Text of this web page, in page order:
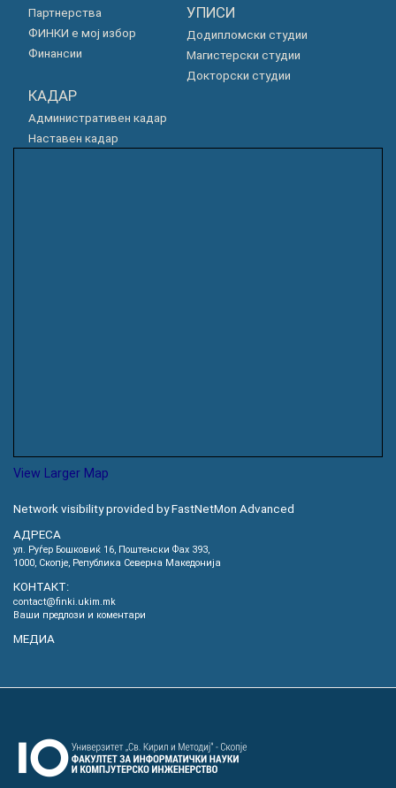
Партнерства
ФИНКИ е мој избор
Финансии
УПИСИ
Додипломски студии
Магистерски студии
Докторски студии
КАДАР
Административен кадар
Наставен кадар
View Larger Map
Network visibility provided by FastNetMon Advanced
АДРЕСА
ул. Руѓер Бошковиќ 16, Пoштенски Фах 393,
1000, Скопје, Република Северна Македонија
КОНТАКТ:
contact@finki.ukim.mk
Ваши предлози и коментари
МЕДИА